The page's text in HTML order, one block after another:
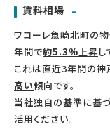
賃料相場 -
ワコーレ魚崎北町の
年間で約5.3%上昇し
これは直近3年間の神
高い傾向です。
当社独自の基準に基
活用ください。